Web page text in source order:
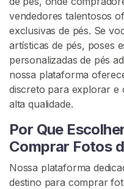
vendedores talentosos
exclusivas de pés. Se
artísticas de pés, poses
personalizadas de pés
nossa plataforma
discreto para explorar e
alta qualidade.
Por Que
Comprar Fotos
Nossa plataforma
destino para comprar
o
c
u
r
a
r
V
e
n
d
e
d
o